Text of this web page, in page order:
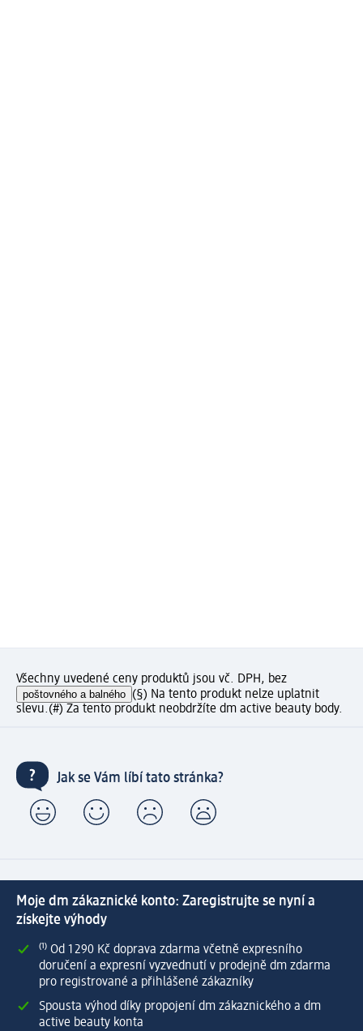
Všechny uvedené ceny produktů jsou vč. DPH, bez
poštovného a balného (§) Na tento produkt nelze uplatnit
slevu.(#) Za tento produkt neobdržíte dm active beauty body.
Jak se Vám líbí tato stránka?
Moje dm zákaznické konto: Zaregistrujte se nyní a
získejte výhody
⁽¹⁾ Od 1 290 Kč doprava zdarma včetně expresního
doručení a expresní vyzvednutí v prodejně dm zdarma
pro registrované a přihlášené zákazníky
Spousta výhod díky propojení dm zákaznického a dm
active beauty konta